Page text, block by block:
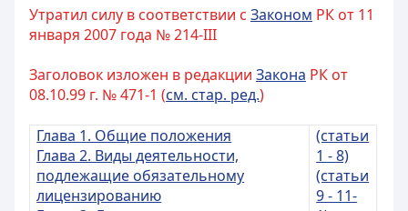
Утратил силу в соответствии с Законом РК от 11
января 2007 года № 214-III
Заголовок изложен в редакции Закона РК от
08.10.99 г. № 471-1 (см. стар. ред.)
Глава 1. Общие положения
Глава 2. Виды деятельности,
подлежащие обязательному
лицензированию
(статьи
1 - 8)
(статьи
9 - 11-